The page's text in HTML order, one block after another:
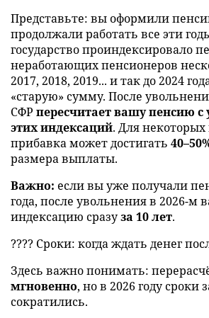
Представьте: вы оформили
продолжали работать все эти
государство проиндексировало
неработающих пенсионеров
2017, 2018, 2019... и так до 2024
«старую» сумму. После
СФР пересчитает вашу пенсию с
этих индексаций. Для
прибавка может достигать
размера выплаты.
Важно: если вы уже получали
года, после увольнения в 2026-м
индексацию сразуза 10 лет.
???? Сроки: когда ждать денег
Здесь важно понимать:
мгновенно, но в 2026 году сроки
сократились.